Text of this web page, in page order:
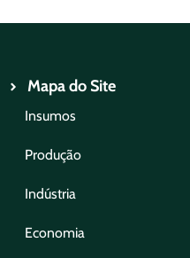
Mapa do Site
Insumos
Produção
Indústria
Economia